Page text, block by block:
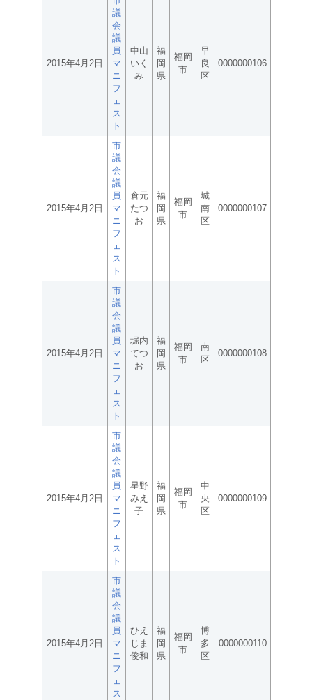
2015年4月2日
議
会
議
員
マ
ニ
フ
ェ
ス
ト
中山
いく
み
福
岡
県
福岡
市
早
良
区
0000000106
2015年4月2日
市
議
会
議
員
マ
ニ
フ
ェ
ス
ト
倉元
たつ
お
福
岡
県
福岡
市
城
南
区
0000000107
2015年4月2日
市
議
会
議
員
マ
ニ
フ
ェ
ス
ト
堀内
てつ
お
福
岡
県
福岡
市
南
区
0000000108
2015年4月2日
市
議
会
議
員
マ
ニ
フ
ェ
ス
ト
星野
みえ
子
福
岡
県
福岡
市
中
央
区
0000000109
2015年4月2日
市
議
会
議
員
マ
ニ
フ
ェ
ス
ひえ
じま
俊和
福
岡
県
福岡
市
博
多
区
0000000110